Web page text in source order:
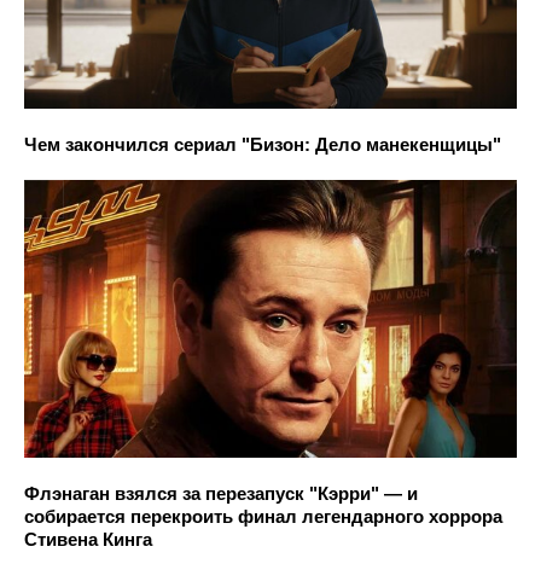
Чем закончился сериал "Бизон: Дело манекенщицы"
Флэнаган взялся за перезапуск "Кэрри" — и
собирается перекроить финал легендарного хоррора
Стивена Кинга